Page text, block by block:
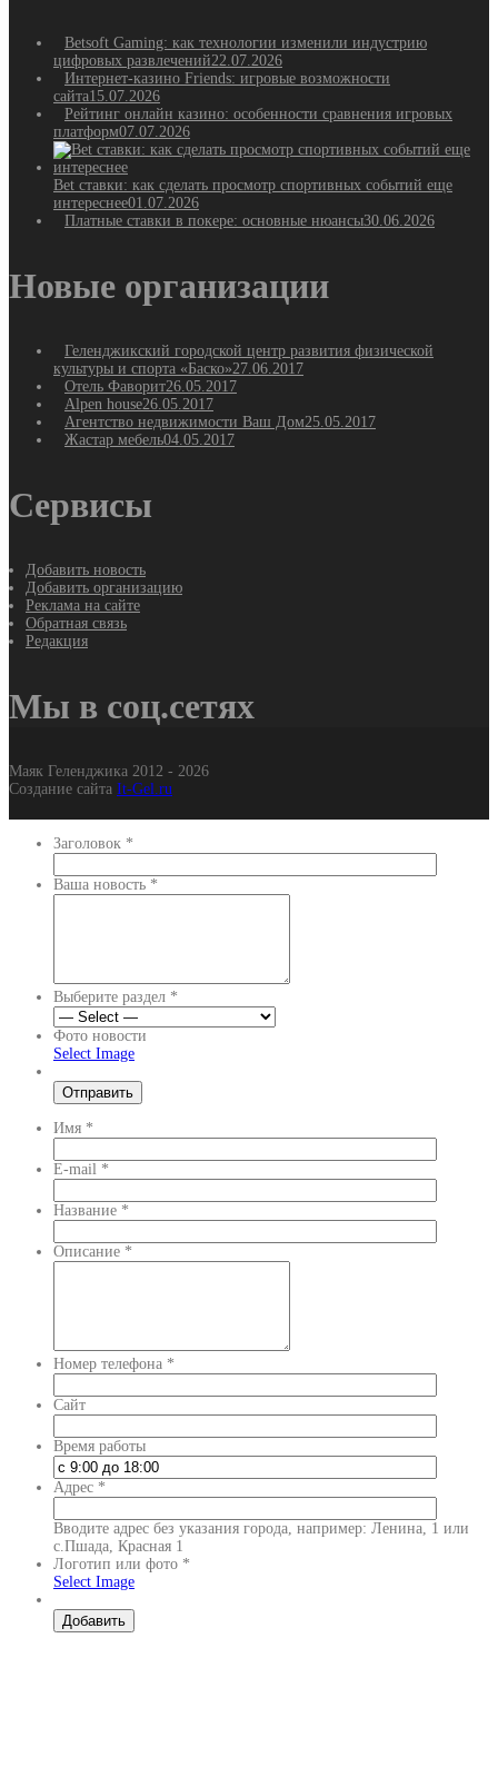
Betsoft Gaming: как технологии изменили индустрию
цифровых развлечений22.07.2026
Интернет-казино Friends: игровые возможности
сайта15.07.2026
Рейтинг онлайн казино: особенности сравнения игровых
платформ07.07.2026
Bet ставки: как сделать просмотр спортивных событий еще
интереснее01.07.2026
Платные ставки в покере: основные нюансы30.06.2026
Новые организации
Геленджикский городской центр развития физической
культуры и спорта «Баско»27.06.2017
Отель Фаворит26.05.2017
Alpen house26.05.2017
Агентство недвижимости Ваш Дом25.05.2017
Жастар мебель04.05.2017
Сервисы
Добавить новость
Добавить организацию
Реклама на сайте
Обратная связь
Редакция
Мы в соц.сетях
Маяк Геленджика 2012 - 2026
Создание сайта It-Gel.ru
Заголовок *
Ваша новость *
Выберите раздел *
Фото новости
Select Image
Имя *
E-mail *
Название *
Описание *
Номер телефона *
Сайт
Время работы
Адрес *
Вводите адрес без указания города, например: Ленина, 1 или
с.Пшада, Красная 1
Логотип или фото *
Select Image